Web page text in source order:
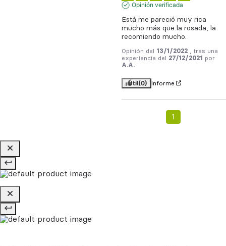
Opinión verificada
Está me pareció muy rica
mucho más que la rosada, la
recomiendo mucho.
Opinión del 13/1/2022
, tras una
experiencia del 27/12/2021
por
A.A.
Útil(0) Informe
1